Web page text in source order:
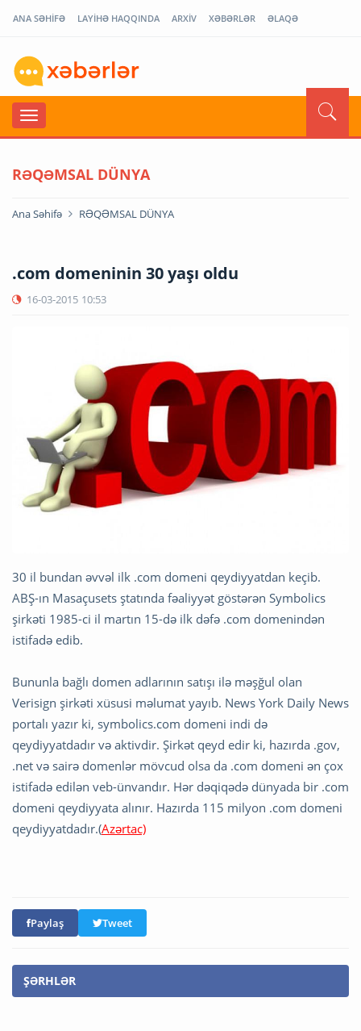
ANA SƏHİFƏ LAYİHƏ HAQQINDA ARXİV XƏBƏRLƏR ƏLAQƏ
RƏQƏMSAL DÜNYA
Ana Səhifə RƏQƏMSAL DÜNYA
.com domeninin 30 yaşı oldu
16-03-2015 10:53
30 il bundan əvvəl ilk .com domeni qeydiyyatdan keçib.
ABŞ-ın Masaçusets ştatında fəaliyyət göstərən Symbolics
şirkəti 1985-ci il martın 15-də ilk dəfə .com domenindən
istifadə edib.
Bununla bağlı domen adlarının satışı ilə məşğul olan
Verisign şirkəti xüsusi məlumat yayıb. News York Daily News
portalı yazır ki, symbolics.com domeni indi də
qeydiyyatdadır və aktivdir. Şirkət qeyd edir ki, hazırda .gov,
.net və sairə domenlər mövcud olsa da .com domeni ən çox
istifadə edilən veb-ünvandır. Hər dəqiqədə dünyada bir .com
domeni qeydiyyata alınır. Hazırda 115 milyon .com domeni
qeydiyyatdadır.(Azərtac)
Paylaş Tweet
ŞƏRHLƏR